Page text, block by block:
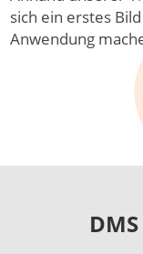
sich ein erstes
Anwendung